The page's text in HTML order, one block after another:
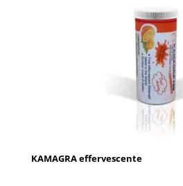
KAMAGRA effervescente